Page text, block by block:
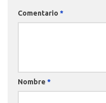
Comentario *
Nombre *